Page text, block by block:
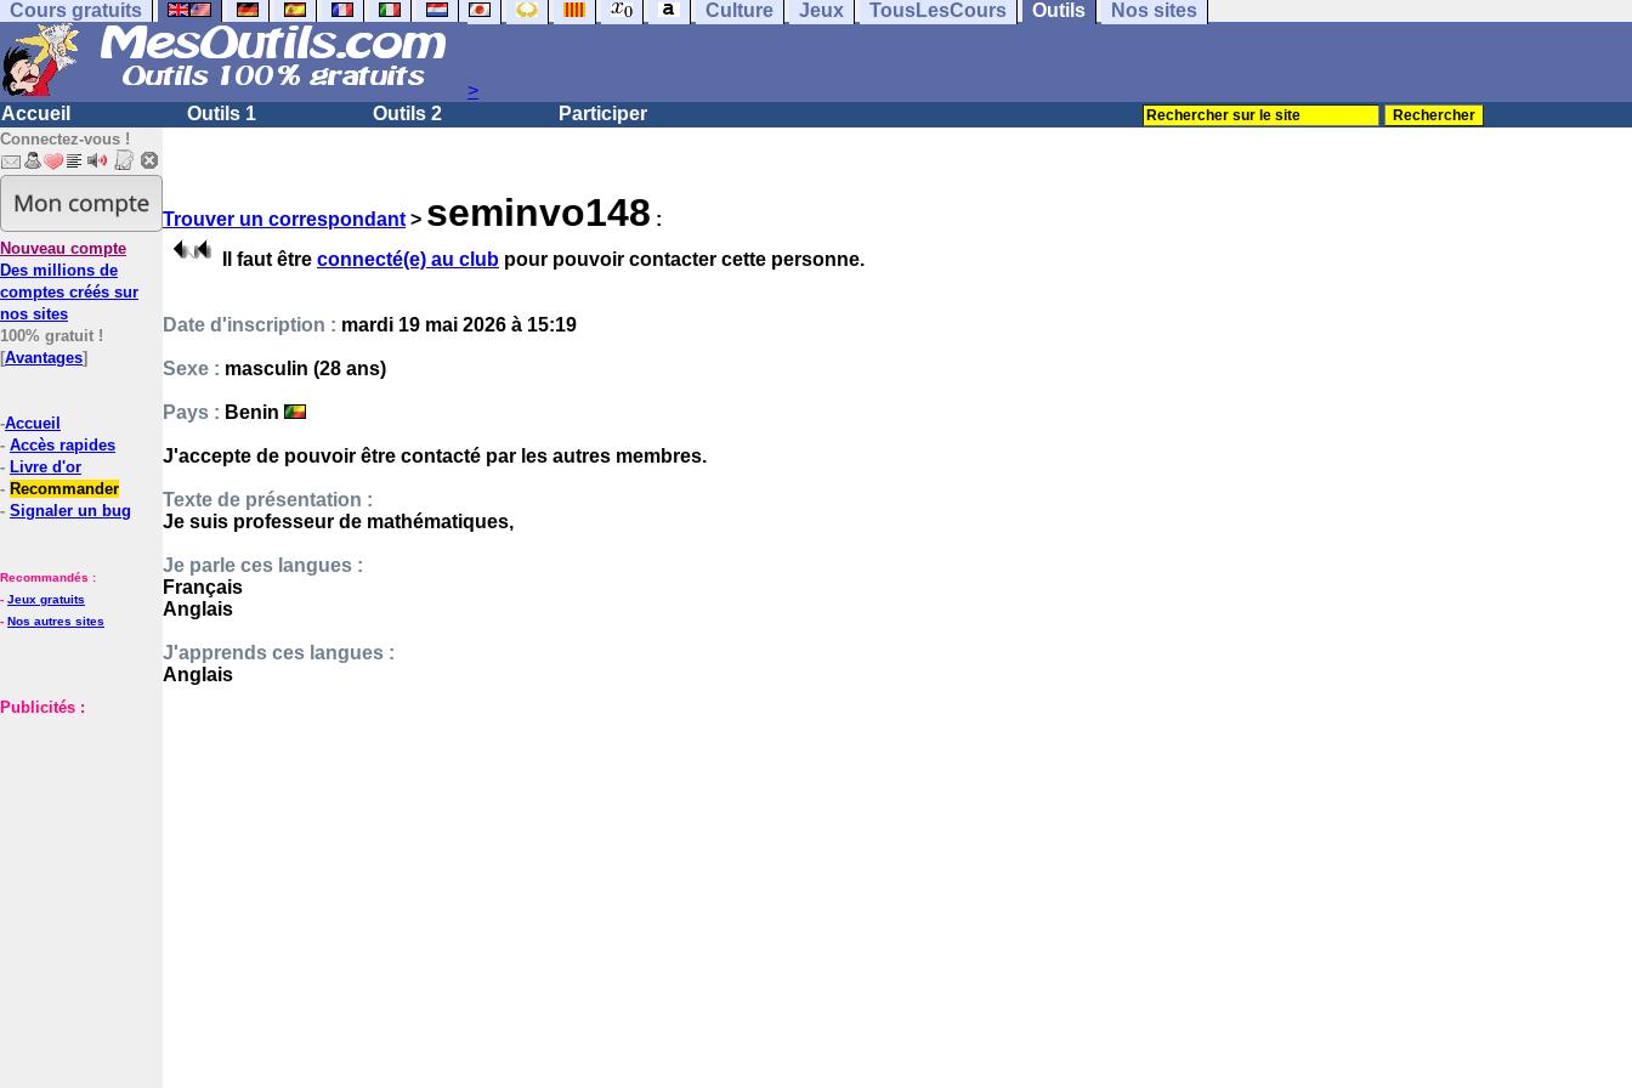
Cours gratuits Culture Jeux TousLesCours Outils Nos sites
>
Accueil
Outils 1 Outils 2 Participer
Connectez-vous !
Nouveau compte
Des millions de
comptes créés sur
nos sites
100% gratuit !
[Avantages]
-Accueil
- Accès rapides
- Livre d'or
- Recommander
- Signaler un bug
Recommandés :
- Jeux gratuits
- Nos autres sites
Publicités :
Trouver un correspondant > seminvo148 :
Il faut être connecté(e) au club pour pouvoir contacter cette personne.
Date d'inscription : mardi 19 mai 2026 à 15:19
Sexe : masculin (28 ans)
Pays : Benin
J'accepte de pouvoir être contacté par les autres membres.
Texte de présentation :
Je suis professeur de mathématiques,
Je parle ces langues :
Français
Anglais
J'apprends ces langues :
Anglais